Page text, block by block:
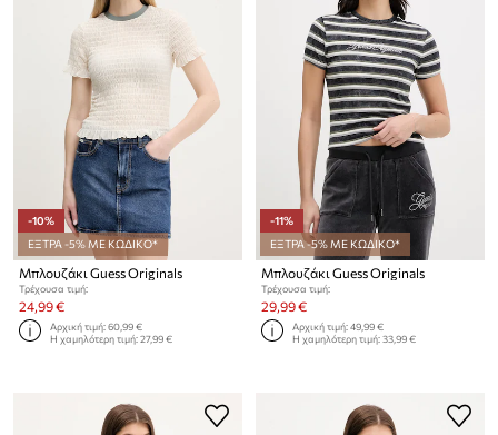
-10%
ΕΞΤΡΑ -5% ΜΕ ΚΩΔΙΚΟ*
Μπλουζάκι Guess Originals
Τρέχουσα τιμή:
24,99 €
Αρχική τιμή:60,99 €
Η χαμηλότερη τιμή:27,99 €
-11%
ΕΞΤΡΑ -5% ΜΕ ΚΩΔΙΚΟ*
Μπλουζάκι Guess Originals
Τρέχουσα τιμή:
29,99 €
Αρχική τιμή:49,99 €
Η χαμηλότερη τιμή:33,99 €